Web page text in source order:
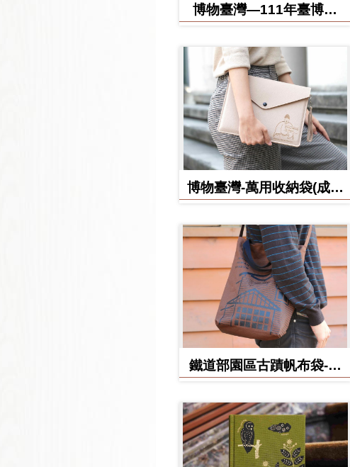
博物臺灣—111年臺博館
博物臺灣-萬用收納袋(成功
鐵道部園區古蹟帆布袋-食